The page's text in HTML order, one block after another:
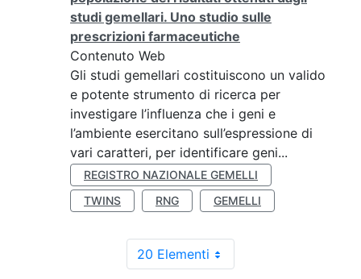
studi gemellari. Uno studio sulle
prescrizioni farmaceutiche
Contenuto Web
Gli studi gemellari costituiscono un valido
e potente strumento di ricerca per
investigare l’influenza che i geni e
l’ambiente esercitano sull’espressione di
vari caratteri, per identificare geni...
REGISTRO NAZIONALE GEMELLI
TWINS
RNG GEMELLI
20 Elementi